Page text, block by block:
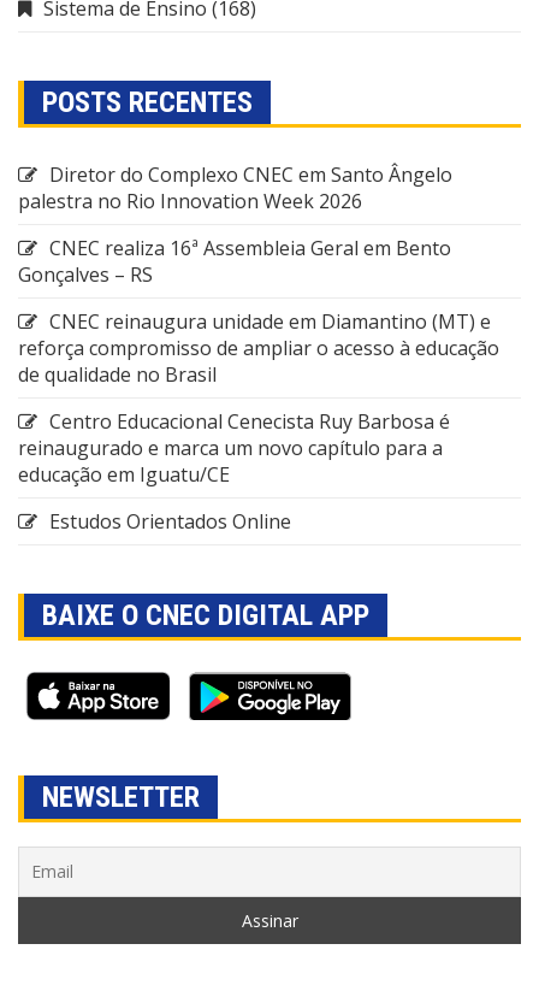
Sistema de Ensino (168)
POSTS RECENTES
Diretor do Complexo CNEC em Santo Ângelo
palestra no Rio Innovation Week 2026
CNEC realiza 16ª Assembleia Geral em Bento
Gonçalves – RS
CNEC reinaugura unidade em Diamantino (MT) e
reforça compromisso de ampliar o acesso à educação
de qualidade no Brasil
Centro Educacional Cenecista Ruy Barbosa é
reinaugurado e marca um novo capítulo para a
educação em Iguatu/CE
Estudos Orientados Online
BAIXE O CNEC DIGITAL APP
NEWSLETTER